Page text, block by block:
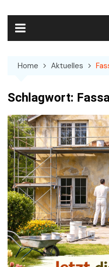
content
Home Aktuelles
Schlagwort: